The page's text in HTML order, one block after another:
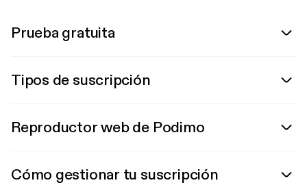
Prueba gratuita
Tipos de suscripción
Reproductor web de Podimo
Cómo gestionar tu suscripción